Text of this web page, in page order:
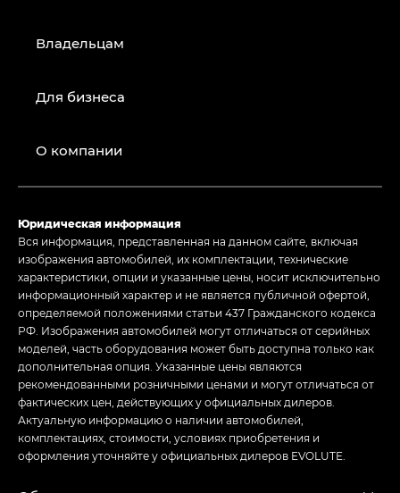
Владельцам
Для бизнеса
О компании
Юридическая информация
Вся информация, представленная на данном сайте, включая
изображения автомобилей, их комплектации, технические
характеристики, опции и указанные цены, носит исключительно
информационный характер и не является публичной офертой,
определяемой положениями статьи 437 Гражданского кодекса
РФ. Изображения автомобилей могут отличаться от серийных
моделей, часть оборудования может быть доступна только как
дополнительная опция. Указанные цены являются
рекомендованными розничными ценами и могут отличаться от
фактических цен, действующих у официальных дилеров.
Актуальную информацию о наличии автомобилей,
комплектациях, стоимости, условиях приобретения и
оформления уточняйте у официальных дилеров EVOLUTE.